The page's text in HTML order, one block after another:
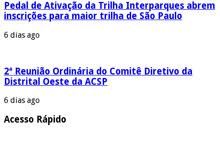
Pedal de Ativação da Trilha Interparques abrem
inscrições para maior trilha de São Paulo
6 dias ago
2ª Reunião Ordinária do Comitê Diretivo da
Distrital Oeste da ACSP
6 dias ago
Acesso Rápido